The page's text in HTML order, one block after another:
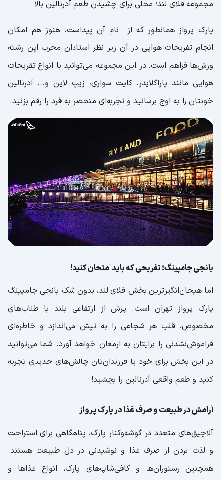
مجموعه فلای لند؛ محلی برای چشیدن طعم آدرنالین بالا
پارک پرواز همانطور که از نام آن پیداست، هنوز هم امکان
انجام تفریحات هوایی در آن زیر نظر استادان مجرب این رشته
وزش‌ها فراهم است. در این مجموعه می‌توانید با انواع تفریحات
هوایی مانند پاراگلایدر، کایت سواری، زیپ لاین و... آدرنالین
خونتان را به اوج برسانید و تجربه‌ای منحصر به فرد را رقم بزنید.
بانجی جامپینگ؛ تفریحی که باید امتحان کنید!
اما هیجان‌انگیزترین بخش فلای لند، بدون شک بانجی جامپینگ
پارک پرواز تهران است. پرش از ارتفاعی بلند با طناب‌های
مخصوص، قلب هر شجاعی را به تپش می‌اندازد و خاطره‌ای
فراموش‌نشدنی را برایتان به ارمغان خواهد آورد. شما می‌توانید
در این بخش برای خود یا فرزندان‌تان چالش‌های جدیدی تجربه
کنید و طعم واقعی آدرنالین را بچشید!
آرامش در طبیعت و صرف غذا در پارک پرواز
آلاچیق‌های متعدد در گوشه‌وکنار پارک، پناهگاهی برای استراحت
و لذت بردن از صرف غذا و نوشیدنی در دل طبیعت هستند.
همچنین رستوران‌ها و کافی‌شاپ‌های پارک، انواع غذاها و